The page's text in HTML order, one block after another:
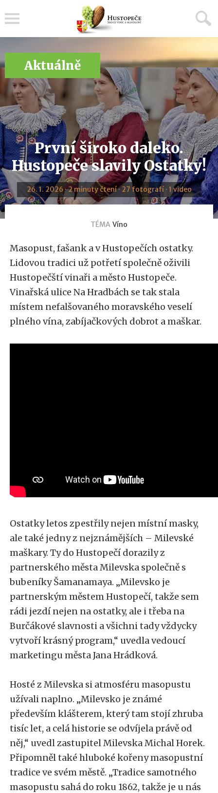
Aktuálně
První široko daleko.
Hustopeče slavily Ostatky!
26. 1. 2026 · 2 minuty čtení · 27 fotografí · 1 video
TÉMA Víno
Masopust, fašank a v Hustopečích ostatky.
Lidovou tradici už potřetí společně oživili
Hustopečští vinaři a město Hustopeče.
Vinařská ulice Na Hradbách se tak stala
místem nefalšovaného moravského veselí
plného vína, zabíjačkových dobrot a maškar.
Ostatky letos zpestřily nejen místní masky,
ale také jedny z nejznámějších – Milevské
maškary. Ty do Hustopečí dorazily z
partnerského města Milevska společně s
bubeníky Šamanamaya. „Milevsko je
partnerským městem Hustopečí, takže sem
rádi jezdí nejen na ostatky, ale i třeba na
Burčákové slavnosti a všichni tady vždycky
vytvoří krásný program,“ uvedla vedoucí
marketingu města Jana Hrádková.
Hosté z Milevska si atmosféru masopustu
užívali naplno. „Milevsko je známé
především klášterem, který tam stojí zhruba
tisíc let, a celá historie se odvíjela právě od
něj,“ uvedl zastupitel Milevska Michal Horek.
Připomněl také hluboké kořeny masopustní
tradice ve svém městě. „Tradice samotného
masopustu sahá do roku 1862, takže je u nás